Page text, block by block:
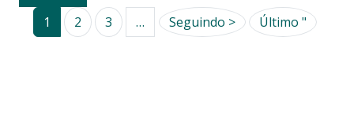
1 2 3 … Seguindo >Páxina Seguinte
Último " Last